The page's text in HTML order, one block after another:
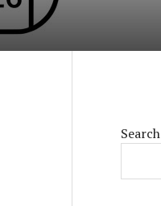
Search